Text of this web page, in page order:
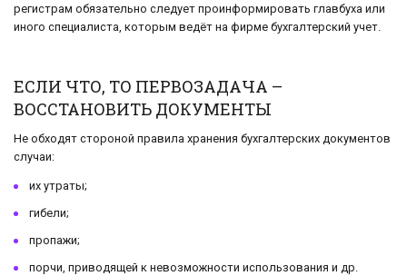
регистрам обязательно следует проинформировать главбуха или
иного специалиста, которым ведёт на фирме бухгалтерский учет.
ЕСЛИ ЧТО, ТО ПЕРВОЗАДАЧА –
ВОССТАНОВИТЬ ДОКУМЕНТЫ
Не обходят стороной правила хранения бухгалтерских документов
случаи:
их утраты;
гибели;
пропажи;
порчи, приводящей к невозможности использования и др.